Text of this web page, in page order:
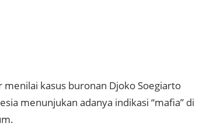
kasus buronan Djoko Soegiarto
menunjukan adanya indikasi “mafia” di